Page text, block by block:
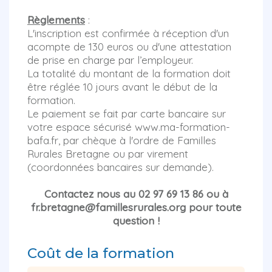
Règlements :
L'inscription est confirmée à réception d'un
acompte de 130 euros ou d'une attestation
de prise en charge par l’employeur.
La totalité du montant de la formation doit
être réglée 10 jours avant le début de la
formation.
Le paiement se fait par carte bancaire sur
votre espace sécurisé www.ma-formation-
bafa.fr, par chèque à l'ordre de Familles
Rurales Bretagne ou par virement
(coordonnées bancaires sur demande).
Contactez nous au 02 97 69 13 86 ou à
fr.bretagne@famillesrurales.org pour toute
question !
Coût de la formation